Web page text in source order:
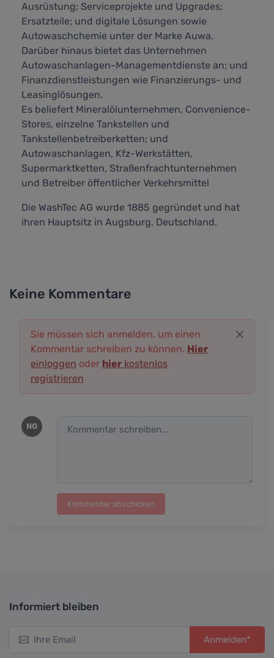
Ausrüstung; Serviceprojekte und Upgrades;
Ersatzteile; und digitale Lösungen sowie
Autowaschchemie unter der Marke Auwa.
Darüber hinaus bietet das Unternehmen
Autowaschanlagen-Managementdienste an; und
Finanzdienstleistungen wie Finanzierungs- und
Leasinglösungen.
Es beliefert Mineralölunternehmen, Convenience-
Stores, einzelne Tankstellen und
Tankstellenbetreiberketten; und
Autowaschanlagen, Kfz-Werkstätten,
Supermarktketten, Straßenfrachtunternehmen
und Betreiber öffentlicher Verkehrsmittel
Die WashTec AG wurde 1885 gegründet und hat
ihren Hauptsitz in Augsburg, Deutschland.
Keine Kommentare
Sie müssen sich anmelden, um einen
Kommentar schreiben zu können. Hier
einloggen oder hier kostenlos
registrieren
NO
Kommentar abschicken
Informiert bleiben
Anmelden*